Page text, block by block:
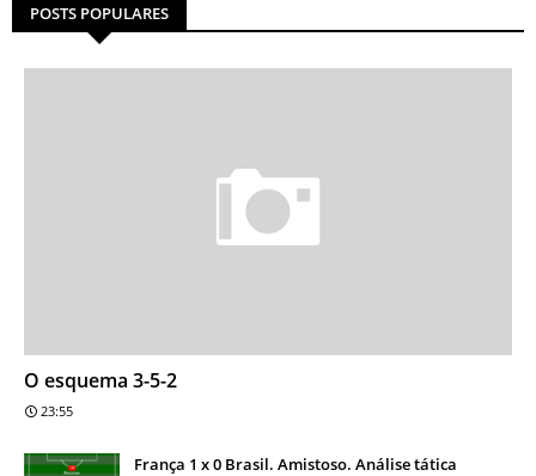
POSTS POPULARES
O esquema 3-5-2
23:55
França 1 x 0 Brasil. Amistoso. Análise tática